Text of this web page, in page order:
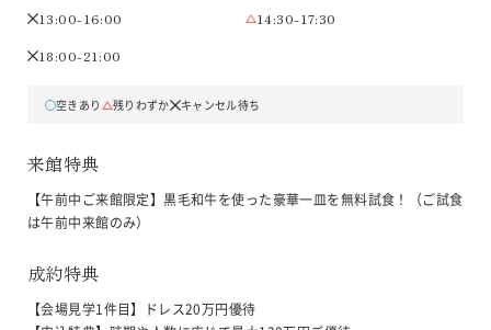
13:00-16:00
14:30-17:30
18:00-21:00
空きあり 残りわずか キャンセル待ち
来館特典
【午前中ご来館限定】黒毛和牛を使った豪華一皿を無料試食！（ご試食
は午前中来館のみ）
成約特典
【会場見学1件目】ドレス20万円優待